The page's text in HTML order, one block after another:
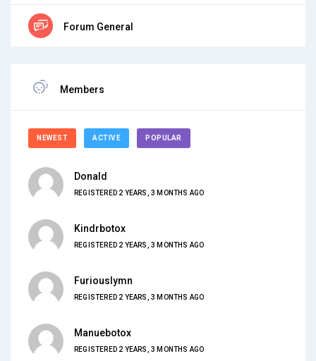
Forum General
Members
NEWEST ACTIVE POPULAR
Donald
REGISTERED 2 YEARS, 3 MONTHS AGO
Kindrbotox
REGISTERED 2 YEARS, 3 MONTHS AGO
Furiouslymn
REGISTERED 2 YEARS, 3 MONTHS AGO
Manuebotox
REGISTERED 2 YEARS, 3 MONTHS AGO